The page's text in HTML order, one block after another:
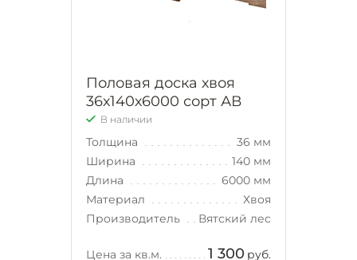
Половая доска хвоя
36х140х6000 сорт АВ
В наличии
Толщина
36 мм
Ширина
140 мм
Длина
6000 мм
Материал
Хвоя
Производитель
Вятский лес
Цена за кв.м. 1 300 руб.